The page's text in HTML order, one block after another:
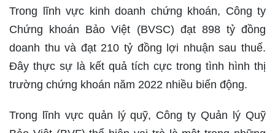
Trong lĩnh vực kinh doanh chứng khoán, Công ty
Chứng khoán Bảo Việt (BVSC) đạt 898 tỷ đồng
doanh thu và đạt 210 tỷ đồng lợi nhuận sau thuế.
Đây thực sự là kết quả tích cực trong tình hình thị
trường chứng khoán năm 2022 nhiều biến động.
Trong lĩnh vực quản lý quỹ, Công ty Quản lý Quỹ